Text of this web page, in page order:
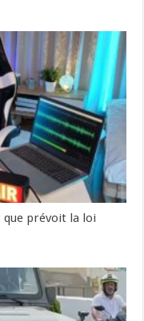
que prévoit la loi